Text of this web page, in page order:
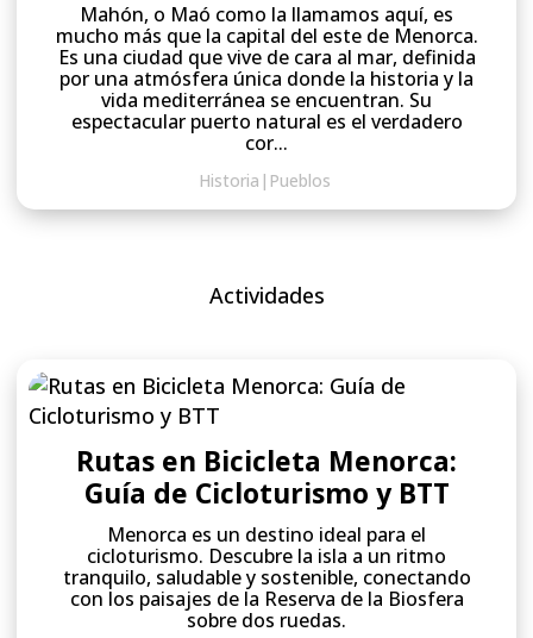
Mahón, o Maó como la llamamos aquí, es
mucho más que la capital del este de Menorca.
Es una ciudad que vive de cara al mar, definida
por una atmósfera única donde la historia y la
vida mediterránea se encuentran. Su
espectacular puerto natural es el verdadero
cor...
Historia | Pueblos
Actividades
Rutas en Bicicleta Menorca:
Guía de Cicloturismo y BTT
Menorca es un destino ideal para el
cicloturismo. Descubre la isla a un ritmo
tranquilo, saludable y sostenible, conectando
con los paisajes de la Reserva de la Biosfera
sobre dos ruedas.